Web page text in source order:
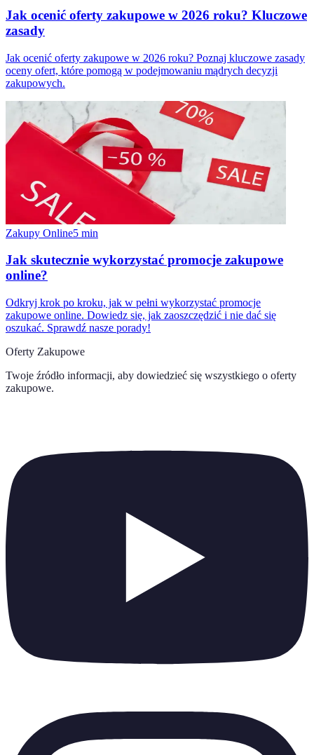
Jak ocenić oferty zakupowe w 2026 roku? Kluczowe
zasady
Jak ocenić oferty zakupowe w 2026 roku? Poznaj kluczowe zasady
oceny ofert, które pomogą w podejmowaniu mądrych decyzji
zakupowych.
Zakupy Online5 min
Jak skutecznie wykorzystać promocje zakupowe
online?
Odkryj krok po kroku, jak w pełni wykorzystać promocje
zakupowe online. Dowiedz się, jak zaoszczędzić i nie dać się
oszukać. Sprawdź nasze porady!
Oferty Zakupowe
Twoje źródło informacji, aby dowiedzieć się wszystkiego o oferty
zakupowe.